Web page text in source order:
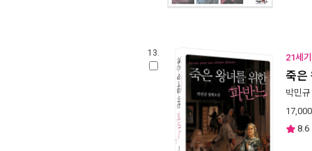
13. 21세
죽은
박민규
17,000
8.6